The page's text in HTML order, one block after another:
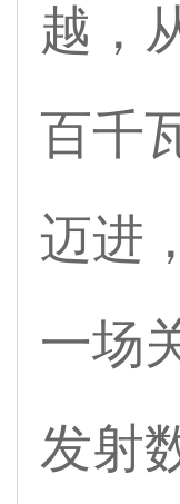
越，
百千
迈进
一场
发射